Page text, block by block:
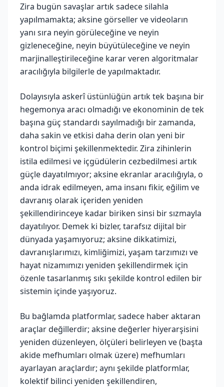
Zira bugün savaşlar artık sadece silahla
yapılmamakta; aksine görseller ve videoların
yanı sıra neyin görüleceğine ve neyin
gizleneceğine, neyin büyütüleceğine ve neyin
marjinalleştirileceğine karar veren algoritmalar
aracılığıyla bilgilerle de yapılmaktadır.
Dolayısıyla askerî üstünlüğün artık tek başına bir
hegemonya aracı olmadığı ve ekonominin de tek
başına güç standardı sayılmadığı bir zamanda,
daha sakin ve etkisi daha derin olan yeni bir
kontrol biçimi şekillenmektedir. Zira zihinlerin
istila edilmesi ve içgüdülerin cezbedilmesi artık
güçle dayatılmıyor; aksine ekranlar aracılığıyla, o
anda idrak edilmeyen, ama insanı fikir, eğilim ve
davranış olarak içeriden yeniden
şekillendirinceye kadar biriken sinsi bir sızmayla
dayatılıyor. Demek ki bizler, tarafsız dijital bir
dünyada yaşamıyoruz; aksine dikkatimizi,
davranışlarımızı, kimliğimizi, yaşam tarzımızı ve
hayat nizamımızı yeniden şekillendirmek için
özenle tasarlanmış sıkı şekilde kontrol edilen bir
sistemin içinde yaşıyoruz.
Bu bağlamda platformlar, sadece haber aktaran
araçlar değillerdir; aksine değerler hiyerarşisini
yeniden düzenleyen, ölçüleri belirleyen ve (başta
akide mefhumları olmak üzere) mefhumları
ayarlayan araçlardır; aynı şekilde platformlar,
kolektif bilinci yeniden şekillendiren,